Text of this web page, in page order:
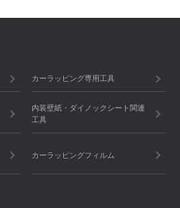
カーラッピング専用工具
内装壁紙・ダイノックシート関連
工具
カーラッピングフィルム